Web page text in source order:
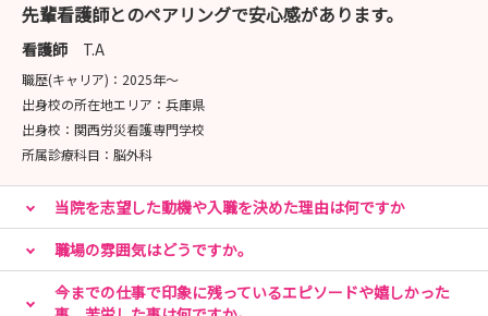
先輩看護師とのペアリングで安心感があります。
看護師 T.A
職歴(キャリア)： 2025年〜
出身校の所在地エリア： 兵庫県
出身校： 関西労災看護専門学校
所属診療科目： 脳外科
当院を志望した動機や入職を決めた理由は何ですか
職場の雰囲気はどうですか。
今までの仕事で印象に残っているエピソードや嬉しかった